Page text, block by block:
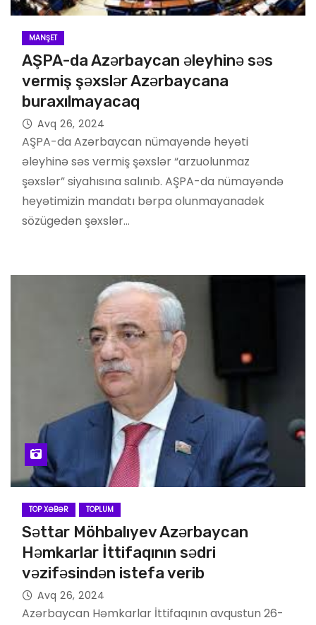
MANŞET
AŞPA-da Azərbaycan əleyhinə səs
vermiş şəxslər Azərbaycana
buraxılmayacaq
Avq 26, 2024
AŞPA-da Azərbaycan nümayəndə heyəti
əleyhinə səs vermiş şəxslər “arzuolunmaz
şəxslər” siyahısına salınıb. AŞPA-da nümayəndə
heyətimizin mandatı bərpa olunmayanadək
sözügedən şəxslər…
TOP XƏBƏR TOPLUM
Səttar Möhbalıyev Azərbaycan
Həmkarlar İttifaqının sədri
vəzifəsindən istefa verib
Avq 26, 2024
Azərbaycan Həmkarlar İttifaqının avqustun 26-